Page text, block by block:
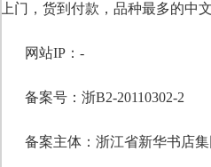
上门，货到付款，品种最多的中
网站IP：-
备案号：浙B2-20110302-2
备案主体：浙江省新华书店集